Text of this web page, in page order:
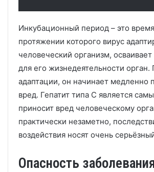
Инкубационный период – это
протяжении которого вирус
человеческий организм,
для его жизнедеятельности
адаптации, он начинает медленно
вред. Гепатит типа С является
приносит вред человеческому
практически незаметно,
воздействия носят очень
Опасность